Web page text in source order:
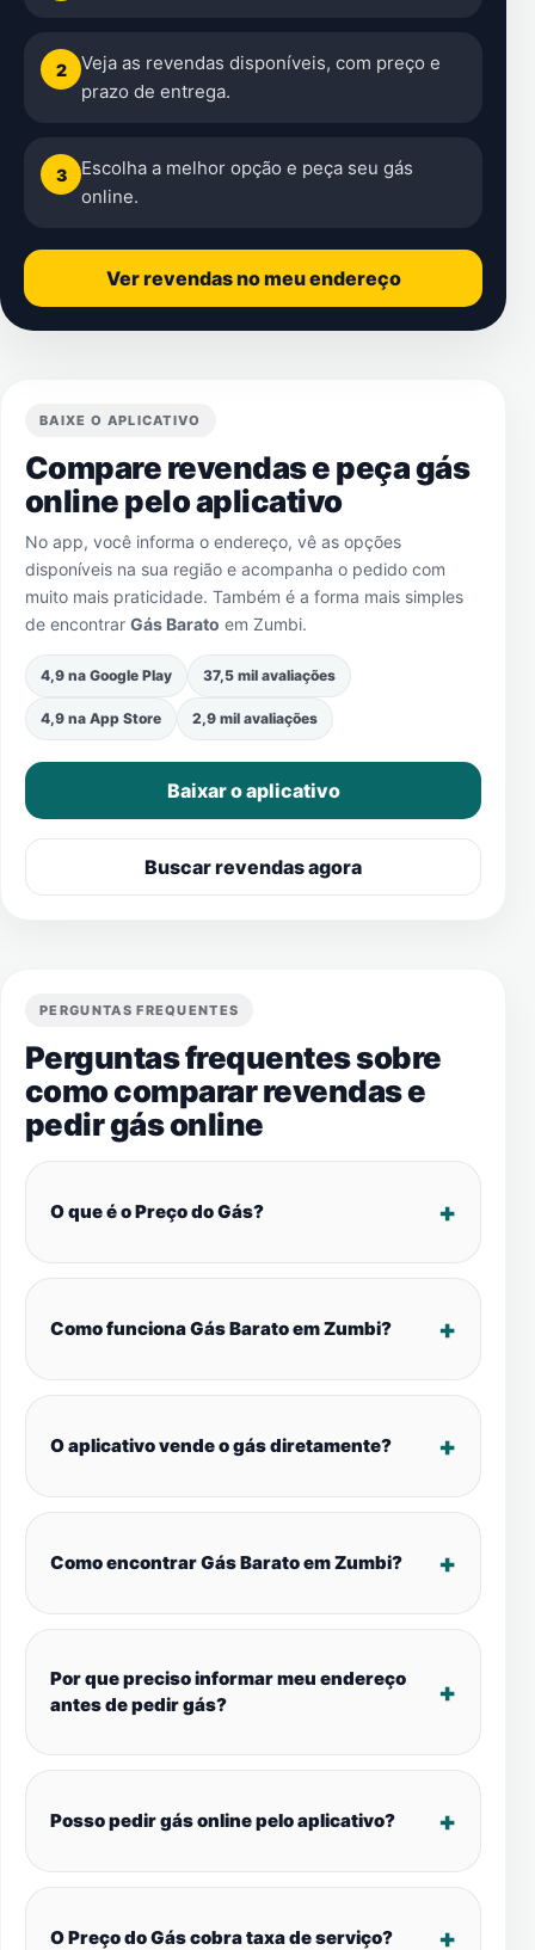
2
Veja as revendas disponíveis, com preço e
prazo de entrega.
3
Escolha a melhor opção e peça seu gás
online.
Ver revendas no meu endereço
BAIXE O APLICATIVO
Compare revendas e peça gás
online pelo aplicativo
No app, você informa o endereço, vê as opções
disponíveis na sua região e acompanha o pedido com
muito mais praticidade. Também é a forma mais simples
de encontrar Gás Barato em Zumbi.
4,9 na Google Play 37,5 mil avaliações
4,9 na App Store 2,9 mil avaliações
Baixar o aplicativo
Buscar revendas agora
PERGUNTAS FREQUENTES
Perguntas frequentes sobre
como comparar revendas e
pedir gás online
O que é o Preço do Gás?
Como funciona Gás Barato em Zumbi?
O aplicativo vende o gás diretamente?
Como encontrar Gás Barato em Zumbi?
Por que preciso informar meu endereço
antes de pedir gás?
Posso pedir gás online pelo aplicativo?
O Preço do Gás cobra taxa de serviço?